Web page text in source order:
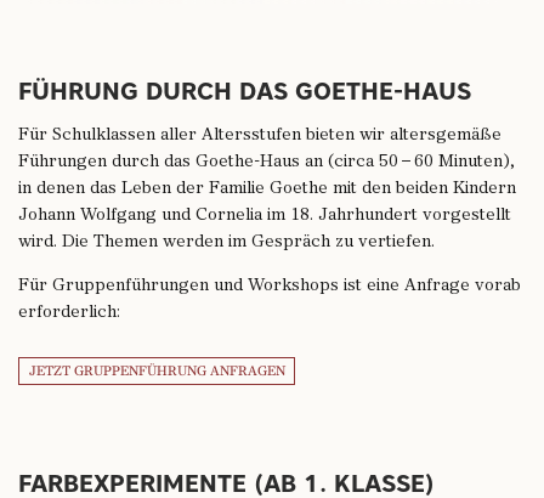
FÜHRUNG DURCH DAS GOETHE-HAUS
Für Schulklassen aller Altersstufen bieten wir altersgemäße
Führungen durch das Goethe-Haus an (circa 50 – 60 Minuten),
in denen das Leben der Familie Goethe mit den beiden Kindern
Johann Wolfgang und Cornelia im 18. Jahrhundert vorgestellt
wird. Die Themen werden im Gespräch zu vertiefen.
Für Gruppenführungen und Workshops ist eine Anfrage vorab
erforderlich:
JETZT GRUPPENFÜHRUNG ANFRAGEN
FARBEXPERIMENTE (AB 1. KLASSE)